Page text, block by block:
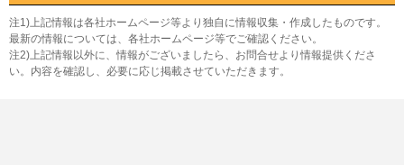
注1)上記情報は各社ホームページ等より独自に情報収集・作成したものです。
最新の情報については、各社ホームページ等でご確認ください。
注2)上記情報以外に、情報がございましたら、お問合せより情報提供くださ
い。内容を確認し、必要に応じ掲載させていただきます。